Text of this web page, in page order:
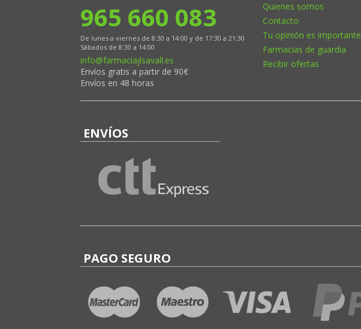
965 660 083
De lunes a viernes de 8:30 a 14:00 y de 17:30 a 21:30
Sábados de 8:30 a 14:00
info@farmaciajlsavall.es
Envíos gratis a partir de 90€
Envíos en 48 horas
Quienes somos
Contacto
Tu opinión es importante
Farmacias de guardia
Recibir ofertas
ENVÍOS
PAGO SEGURO